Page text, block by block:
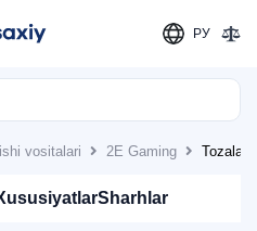
РУ
vositalari 2E Gaming
Sharhlar